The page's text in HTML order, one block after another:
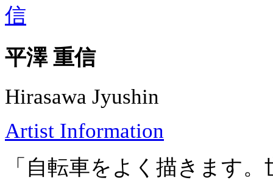
平澤 重信
Hirasawa Jyushin
Artist Information
「自転車をよく描きます